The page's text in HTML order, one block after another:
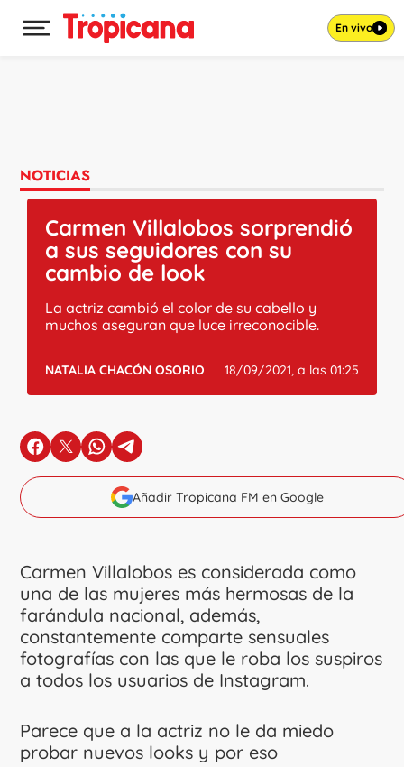
Desplegar menú principal En vivo
NOTICIAS
Carmen Villalobos sorprendió
a sus seguidores con su
cambio de look
La actriz cambió el color de su cabello y
muchos aseguran que luce irreconocible.
NATALIA CHACÓN OSORIO 18/09/2021, a las 01:25
en Facebook
en Xen Whatsapp
en Telegram
Añadir Tropicana FM en Google
Carmen Villalobos es considerada como
una de las mujeres más hermosas de la
farándula nacional, además,
constantemente comparte sensuales
fotografías con las que le roba los suspiros
a todos los usuarios de Instagram.
Parece que a la actriz no le da miedo
probar nuevos looks y por eso